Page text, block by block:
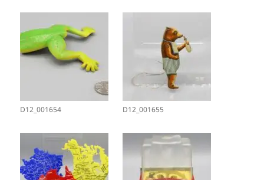
D12_001654 D12_001655